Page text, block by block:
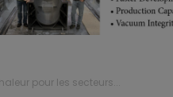
pour les secteurs...